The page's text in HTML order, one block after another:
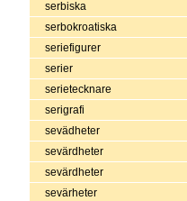
serbiska
serbokroatiska
seriefigurer
serier
serietecknare
serigrafi
sevädheter
sevärdheter
sevärdheter
sevärheter